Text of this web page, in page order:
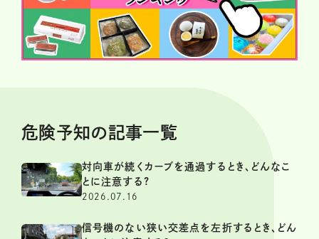
危険予知の記事一覧
対向車が続くカーブを通過するとき、どんなこ
とに注意する?
2026.07.16
信号機のない狭い交差点を左折するとき、どん